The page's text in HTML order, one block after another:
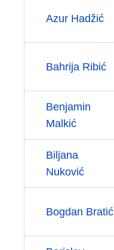
Azur Hadžić
Bahrija Ribić
Benjamin
Malkić
Biljana
Nuković
Bogdan Bratić